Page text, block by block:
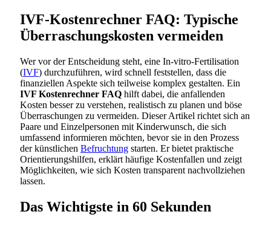
IVF-Kostenrechner FAQ: Typische
Überraschungskosten vermeiden
Wer vor der Entscheidung steht, eine In-vitro-Fertilisation
(IVF) durchzuführen, wird schnell feststellen, dass die
finanziellen Aspekte sich teilweise komplex gestalten. Ein
IVF Kostenrechner FAQ hilft dabei, die anfallenden
Kosten besser zu verstehen, realistisch zu planen und böse
Überraschungen zu vermeiden. Dieser Artikel richtet sich an
Paare und Einzelpersonen mit Kinderwunsch, die sich
umfassend informieren möchten, bevor sie in den Prozess
der künstlichen Befruchtung starten. Er bietet praktische
Orientierungshilfen, erklärt häufige Kostenfallen und zeigt
Möglichkeiten, wie sich Kosten transparent nachvollziehen
lassen.
Das Wichtigste in 60 Sekunden